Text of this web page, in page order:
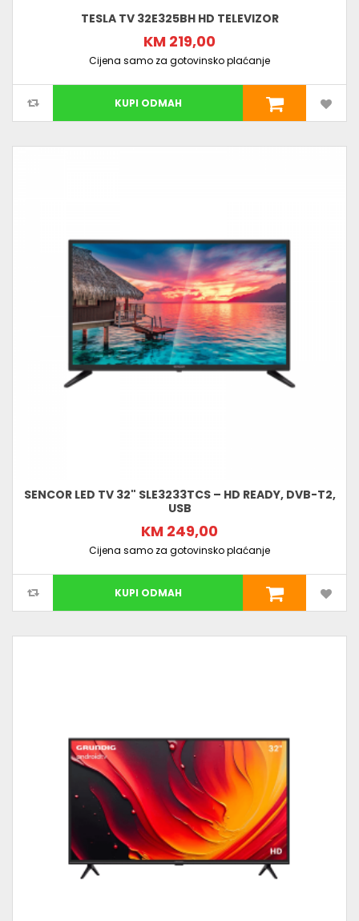
TESLA TV 32E325BH HD TELEVIZOR
KM 219,00
Cijena samo za gotovinsko plaćanje
KUPI ODMAH
SENCOR LED TV 32" SLE3233TCS – HD READY, DVB-T2,
USB
KM 249,00
Cijena samo za gotovinsko plaćanje
KUPI ODMAH